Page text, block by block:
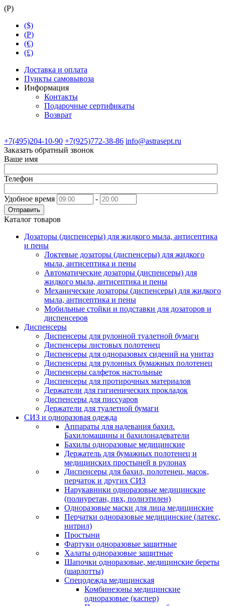
(Р)
($)
(Р)
(€)
(£)
Доставка и оплата
Пункты самовывоза
Информация
Контакты
Подарочные сертификаты
Возврат
+7(495)204-10-90 +7(925)772-38-86 info@astrasept.ru
Заказать обратный звонок
Ваше имя
Телефон
Удобное время -
Отправить
Каталог товаров
Дозаторы (диспенсеры) для жидкого мыла, антисептика
и пены
Локтевые дозаторы (диспенсеры) для жидкого
мыла, антисептика и пены
Автоматические дозаторы (диспенсеры) для
жидкого мыла, антисептика и пены
Механические дозаторы (диспенсеры) для жидкого
мыла, антисептика и пены
Мобильные стойки и подставки для дозаторов и
диспенсеров
Диспенсеры
Диспенсеры для рулонной туалетной бумаги
Диспенсеры листовых полотенец
Диспенсеры для одноразовых сидений на унитаз
Диспенсеры для рулонных бумажных полотенец
Диспенсеры салфеток настольные
Диспенсеры для протирочных материалов
Держатели для гигиенических прокладок
Диспенсеры для писсуаров
Держатели для туалетной бумаги
СИЗ и одноразовая одежда
Аппараты для надевания бахил.
Бахиломашины и бахилонадеватели
Бахилы одноразовые медицинские
Держатель для бумажных полотенец и
медицинских простыней в рулонах
Диспенсеры для бахил, полотенец, масок,
перчаток и других СИЗ
Нарукавники одноразовые медицинские
(полиуретан, пвх, полиэтилен)
Одноразовые маски для лица медицинские
Перчатки одноразовые медицинские (латекс,
нитрил)
Простыни
Фартуки одноразовые защитные
Халаты одноразовые защитные
Шапочки одноразовые, медицинские береты
(шарлотты)
Спецодежда медицинская
Комбинезоны медицинские
одноразовые (каспер)